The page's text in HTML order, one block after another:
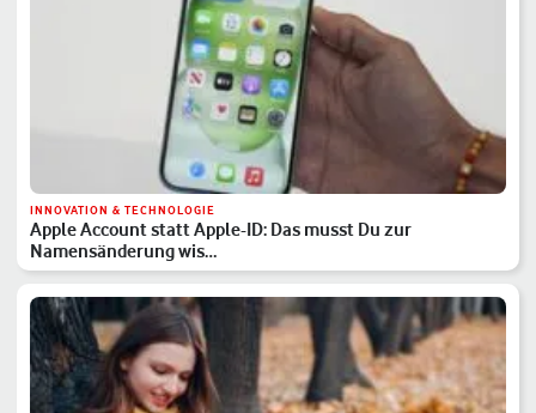
INNOVATION & TECHNOLOGIE
Apple Account statt Apple-ID: Das musst Du zur
Namensänderung wis…